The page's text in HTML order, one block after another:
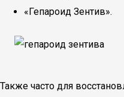
«Гепароид Зентив».
Также часто для